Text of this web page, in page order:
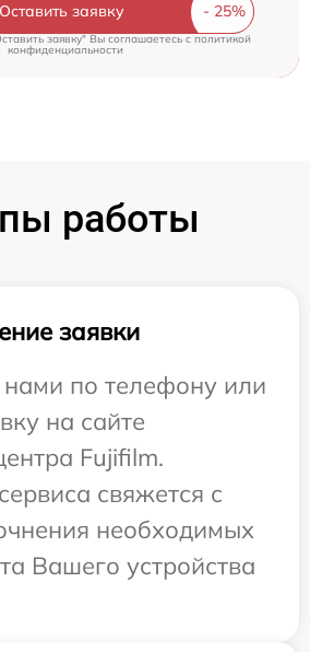
Оставить заявку
заявку" Вы соглашаетесь c политикой
конфиденциальности
работы
заявки
по телефону или
на сайте
Fujifilm.
свяжется с
необходимых
Вашего устройства